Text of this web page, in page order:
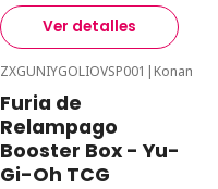
Ver detalles
Agotado
ZXGUNIYGOLIOVSP001 | Konami
Furia de
Relampago
Booster Box - Yu-
Gi-Oh TCG